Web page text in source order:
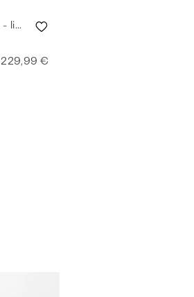
Robe en mousseline - light sand
229,99 €